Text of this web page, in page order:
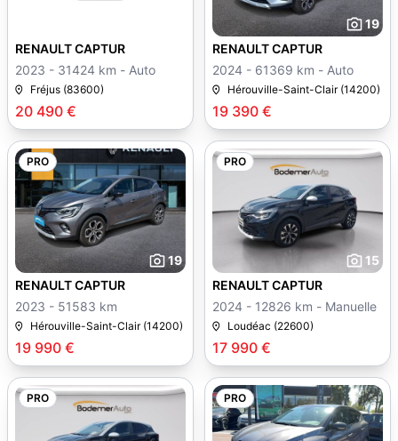
20 490 €
RENAULT CAPTUR
2023 - 31424 km - Auto
Fréjus (83600)
19
19 390 €
RENAULT CAPTUR
2024 - 61369 km - Auto
Hérouville-Saint-Clair (14200)
PRO
19
19 990 €
RENAULT CAPTUR
2023 - 51583 km
Hérouville-Saint-Clair (14200)
PRO
15
17 990 €
RENAULT CAPTUR
2024 - 12826 km - Manuelle
Loudéac (22600)
PRO PRO